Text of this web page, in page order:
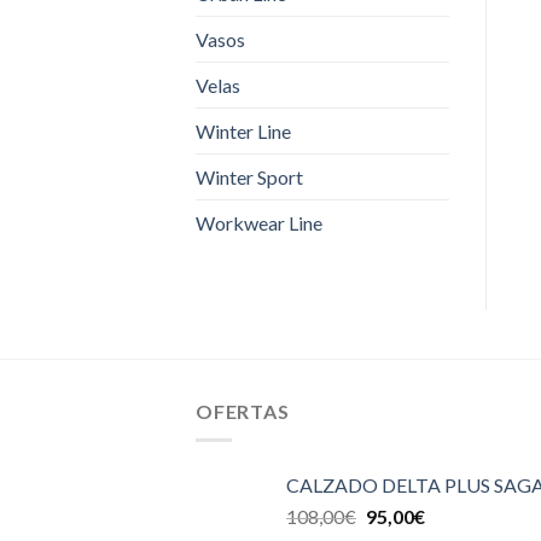
Vasos
Velas
Winter Line
Winter Sport
Workwear Line
OFERTAS
CALZADO DELTA PLUS
108,00€ 95,00€